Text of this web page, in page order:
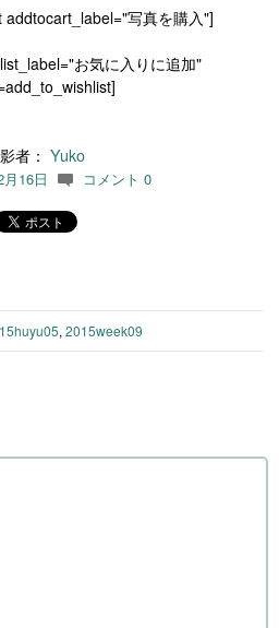
写真を購入"]
お気に入りに追加"
者： Yuko
16日 c コメント 0
, 2015week09